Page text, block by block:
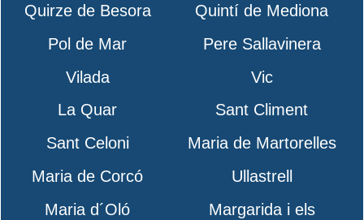
Quirze de Besora
Quintí de Mediona
Pol de Mar
Pere Sallavinera
Vilada
Vic
La Quar
Sant Climent
Sant Celoni
Maria de Martorelles
Maria de Corcó
Ullastrell
Maria d´Oló
Margarida i els